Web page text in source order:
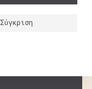
Σύγκριση